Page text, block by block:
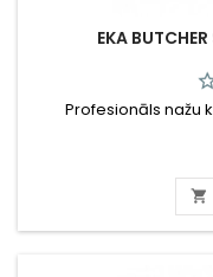
EKA
Profesionāls nažu
